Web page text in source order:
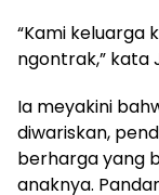
“Kami keluarga
ngontrak,” kata
Ia meyakini
diwariskan,
berharga yang
anaknya.